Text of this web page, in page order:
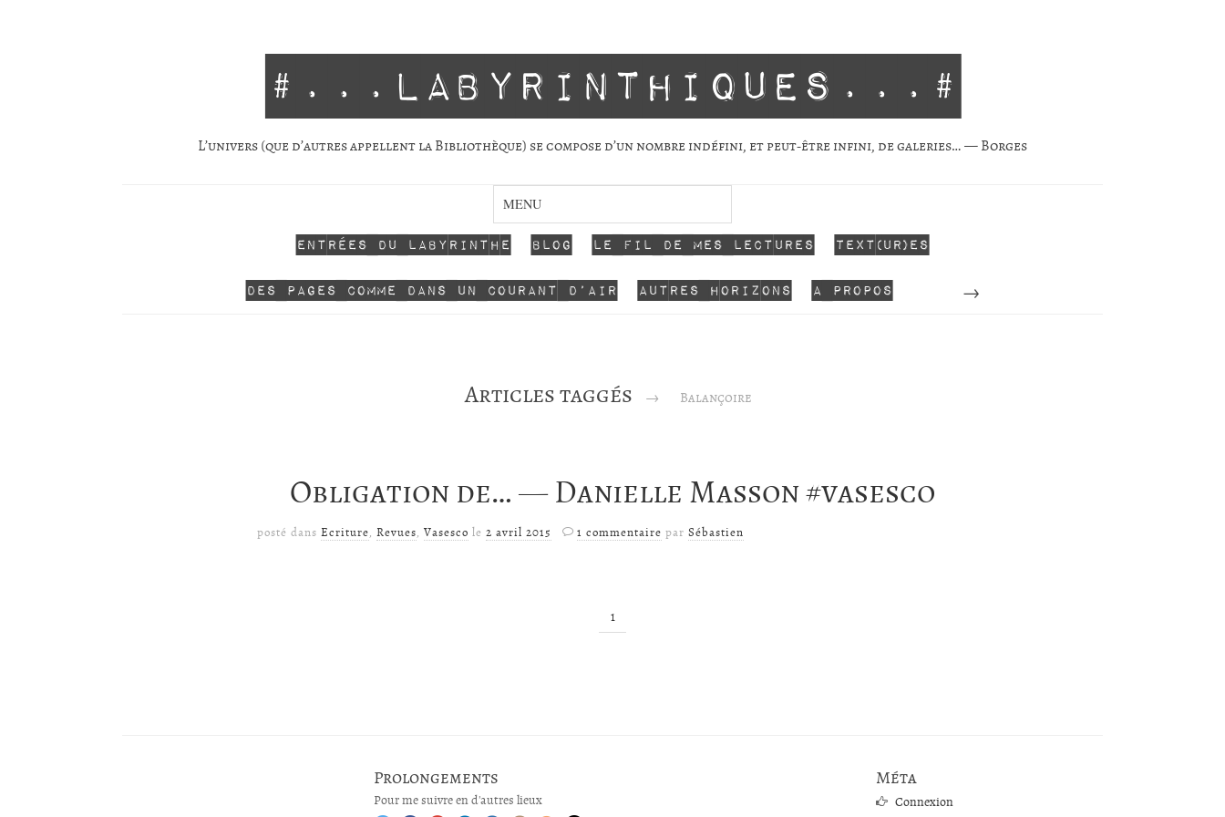
#...labyrinthiques...#
L’univers (que d’autres appellent la Biblio­thèque) se com­pose d’un nombre indé­fini, et peut-être infini, de gale­ries… — Borges
Entrées du labyrinthe Blog Le fil de mes lectures Text(ur)es
Des pages comme dans un courant d’air Autres horizons A propos
Articles taggés → Balançoire
Obligation de… — Danielle Masson #vasesco
posté dans Ecriture, Revues, Vasesco le 2 avril 2015 1 commentaire parSébastien
1
Prolongements
Pour me suivre en d'autres lieux
Méta
Connexion